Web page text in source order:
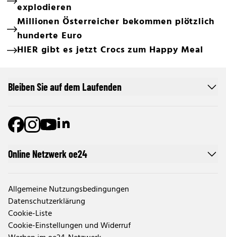
explodieren
Millionen Österreicher bekommen plötzlich
hunderte Euro
HIER gibt es jetzt Crocs zum Happy Meal
Online Netzwerk oe24
Allgemeine Nutzungsbedingungen
Datenschutzerklärung
Cookie-Liste
Cookie-Einstellungen und Widerruf
Bleiben Sie auf dem Laufenden